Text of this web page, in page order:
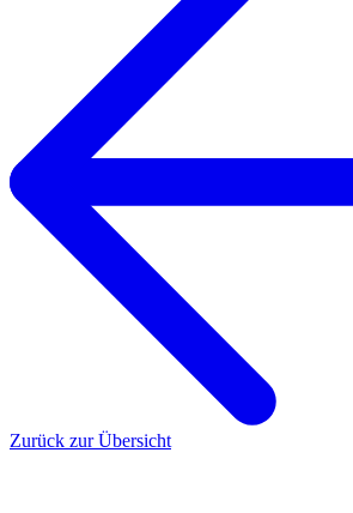
Zurück zur Übersicht